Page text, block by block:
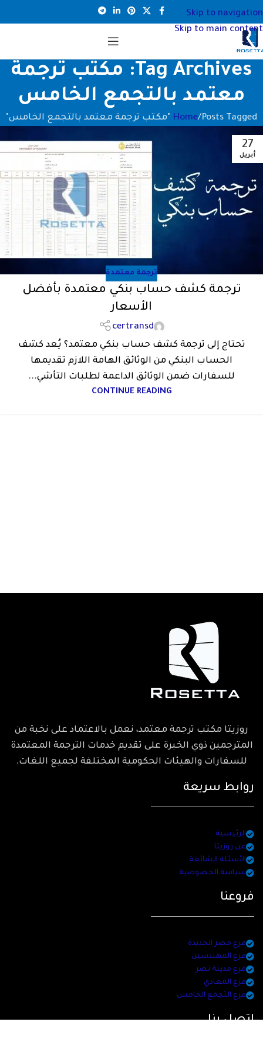
Skip to navigation
Skip to main content
Tag Archives: مكتب ترجمة
معتمد بالتجمع الخامس
Home Posts Tagged "مكتب ترجمة معتمد بالتجمع الخامس"
27
أبريل
ترجمة معتمدة
ترجمة كشف حساب بنكي معتمدة بأفضل
الأسعار
certransd
تحتاج إلى ترجمة كشف حساب بنكي معتمد؟ يُعد كشف
الحساب البنكي من الوثائق الهامة اللازم تقديمها
للسفارات ضمن الوثائق الداعمة لطلبات التأشي...
CONTINUE READING
روزيتا مكتب ترجمة معتمد، نعمل بالاعتماد على نخبة من
المترجمين ذوي الخبرة على تقديم خدمات الترجمة المعتمدة
للسفارات والهيئات الحكومية المختلفة لجميع اللغات.
روابط سريعة
الرئيسية
عن روزيتا
الأسئلة الشائعة
سياسة الخصوصية
فروعنا
فرع مصر الجديدة
فرع المهندسين
فرع مدينة نصر
فرع المعادي
فرع التجمع الخامس
اتصل بنا